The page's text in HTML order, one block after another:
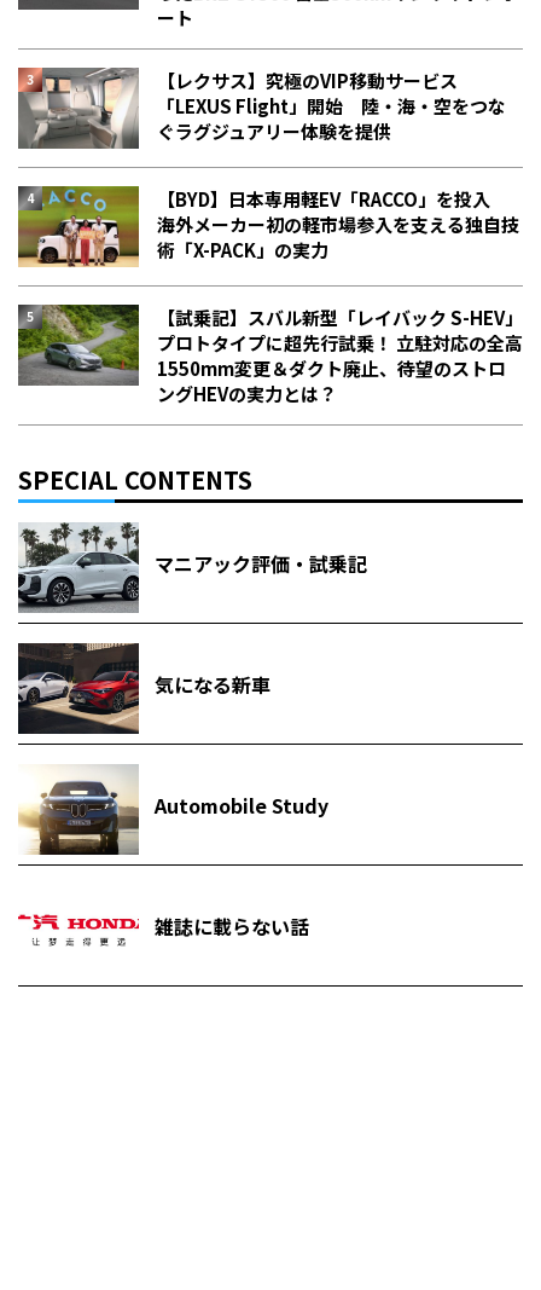
ート
【レクサス】究極のVIP移動サービス
「LEXUS Flight」開始 陸・海・空をつな
ぐラグジュアリー体験を提供
【BYD】日本専用軽EV「RACCO」を投入
海外メーカー初の軽市場参入を支える独自技
術「X-PACK」の実力
【試乗記】スバル新型「レイバック S-HEV」
プロトタイプに超先行試乗！ 立駐対応の全高
1550mm変更＆ダクト廃止、待望のストロ
ングHEVの実力とは？
SPECIAL CONTENTS
マニアック評価・試乗記
気になる新車
Automobile Study
雑誌に載らない話